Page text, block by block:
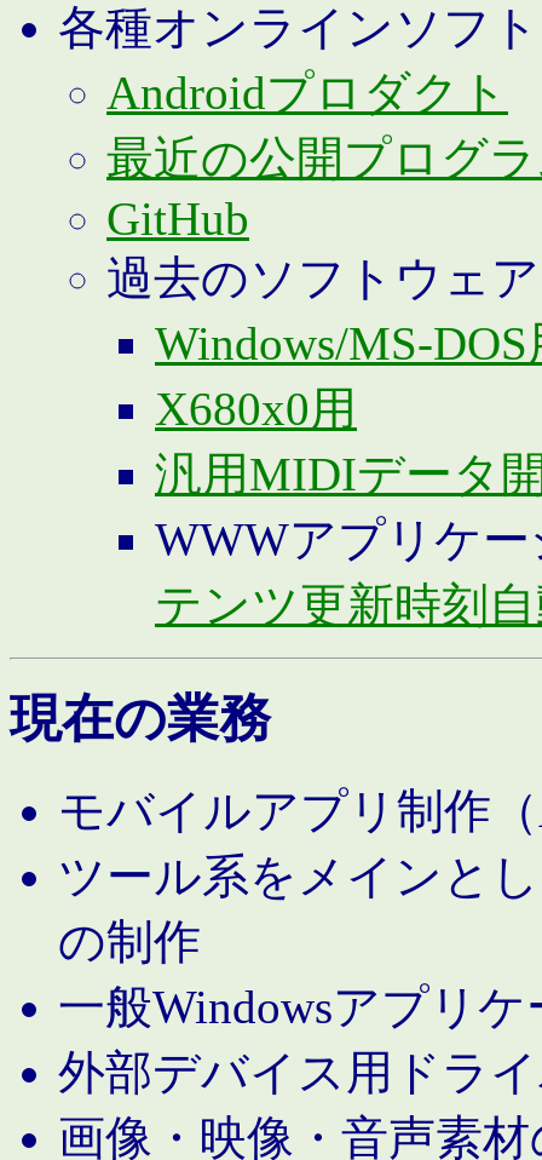
各種オンラインソフ
Androidプロダクト
最近の公開プログ
GitHub
過去のソフトウェア
Windows/MS-DOS
X680x0用
汎用MIDIデータ
WWWアプリケ
テンツ更新時刻
現在の業務
モバイルアプリ制作
ツール系をメインと
の制作
一般Windowsアプリ
外部デバイス用ドラ
画像・映像・音声素